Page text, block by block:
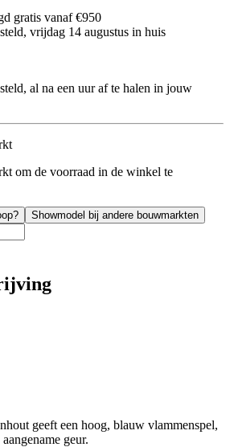
gratis vanaf €950
vrijdag 14 augustus in huis
al na een uur af te halen in jouw
om de voorraad in de winkel te
Showmodel bij andere bouwmarkten
geeft een hoog, blauw vlammenspel,
geur.